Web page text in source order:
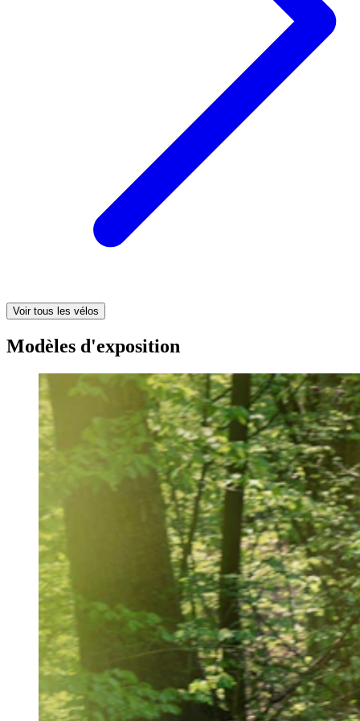
Voir tous les vélos
Modèles d'exposition